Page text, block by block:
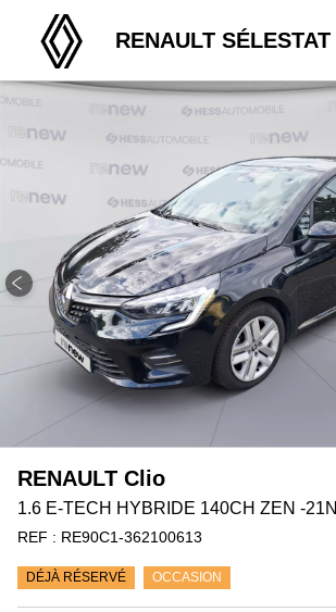
RENAULT SÉLESTAT
RENAULT Clio
1.6 E-TECH HYBRIDE 140CH ZEN -21N
REF : RE90C1-362100613
DÉJÀ RÉSERVÉ OCCASION